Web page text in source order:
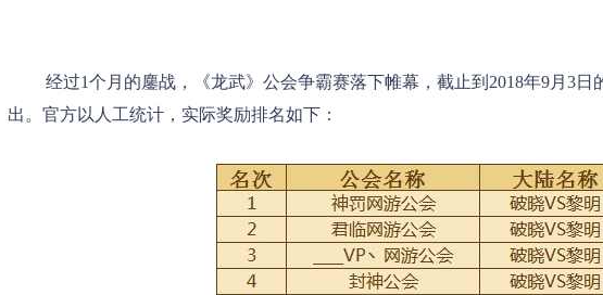
经过1个月的鏖战，《龙武》公会争霸赛落下帷幕，截止到2018年9月3
出。官方以人工统计，实际奖励排名如下：